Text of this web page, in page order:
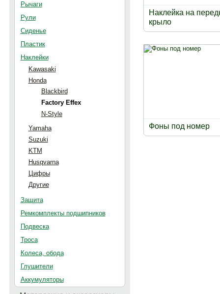
Рычаги
Рули
Сиденье
Пластик
Наклейки
Kawasaki
Honda
Blackbird
Factory Effex
N-Style
Yamaha
Suzuki
KTM
Husqvarna
Цифры
Другие
Защита
Ремкомплекты подшипников
Подвеска
Троса
Колеса, обода
Глушители
Аккумуляторы
Наклейка на
крыло
Фоны под номер